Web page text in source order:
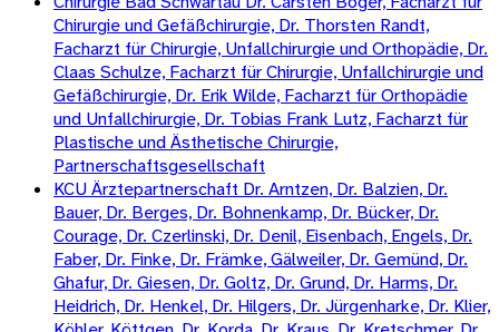
Chirurgie und Gefäßchirurgie, Dr. Thorsten Randt,
Facharzt für Chirurgie, Unfallchirurgie und Orthopädie, Dr.
Claas Schulze, Facharzt für Chirurgie, Unfallchirurgie und
Gefäßchirurgie, Dr. Erik Wilde, Facharzt für Orthopädie
und Unfallchirurgie, Dr. Tobias Frank Lutz, Facharzt für
Plastische und Ästhetische Chirurgie,
Partnerschaftsgesellschaft
KCU Ärztepartnerschaft Dr. Arntzen, Dr. Balzien, Dr.
Bauer, Dr. Berges, Dr. Bohnenkamp, Dr. Bücker, Dr.
Courage, Dr. Czerlinski, Dr. Denil, Eisenbach, Engels, Dr.
Faber, Dr. Finke, Dr. Främke, Gälweiler, Dr. Gemünd, Dr.
Ghafur, Dr. Giesen, Dr. Goltz, Dr. Grund, Dr. Harms, Dr.
Heidrich, Dr. Henkel, Dr. Hilgers, Dr. Jürgenharke, Dr. Klier,